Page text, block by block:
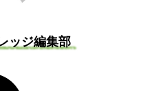
ッジ編集部